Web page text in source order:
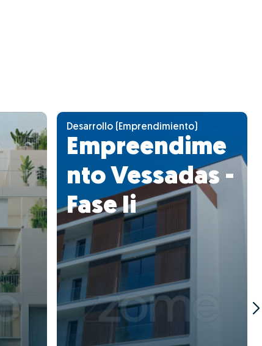
Desarrollo (Emprendimiento)
Empreendime
nto Vessadas -
Fase Ii